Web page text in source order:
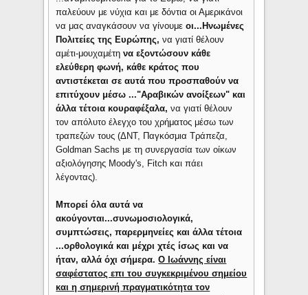
παλεύουν με νύχια και με δόντια οι Αμερικάνοι
να μας αναγκάσουν να γίνουμεοι...Ηνωμένες
Πολιτείες της Ευρώπης, να γιατί θέλουν
αμέτι-μουχαμέτηνα εξοντώσουν κάθε
ελεύθερη φωνή, κάθε κράτος που
αντιστέκεται σε αυτά που προσπαθούν να
επιτύχουν μέσω ..."Αραβικών ανοίξεων" και
άλλα τέτοια κουραφέξαλα, να γιατί θέλουν
τον απόλυτο έλεγχο του χρήματος μέσω των
τραπεζών τους (ΔΝΤ, Παγκόσμια Τράπεζα,
Goldman Sachs με τη συνεργασία των οίκων
αξιολόγησης Moody's, Fitch και πάει
λέγοντας).
Μπορεί όλα αυτά να
ακούγονται...συνωμοσιολογικά,
συμπτώσεις, παρερμηνείες και άλλα τέτοια
...ορθολογικά και μέχρι χτές ίσως και να
ήταν, αλλά όχι σήμερα.Ο Ιωάννης είναι
σαφέστατος επι του συγκεκριμένου σημείου
και η σημερινή πραγματικότητα τον